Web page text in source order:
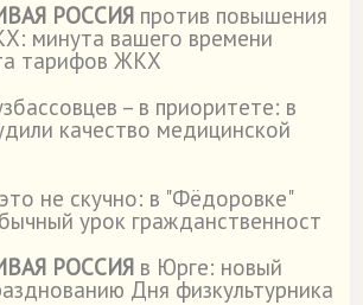
РОССИЯ против повышения
минута вашего времени
тарифов ЖКХ
– в приоритете: в
качество медицинской
не скучно: в "Фёдоровке"
урок гражданственност
РОССИЯ в Юрге: новый
Дня физкультурника